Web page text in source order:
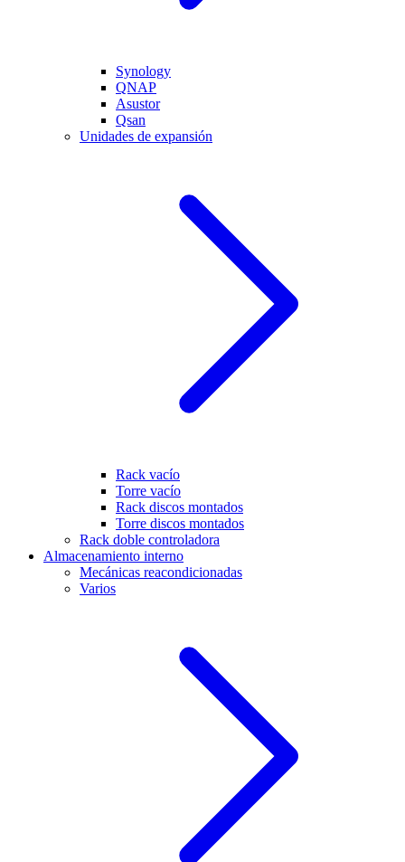
Synology
QNAP
Asustor
Qsan
Unidades de expansión
Rack vacío
Torre vacío
Rack discos montados
Torre discos montados
Rack doble controladora
Almacenamiento interno
Mecánicas reacondicionadas
Varios